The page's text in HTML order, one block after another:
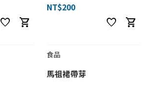
favorite shopping_cart
NT$200
favorite shopping_cart
食品
馬祖裙帶芽